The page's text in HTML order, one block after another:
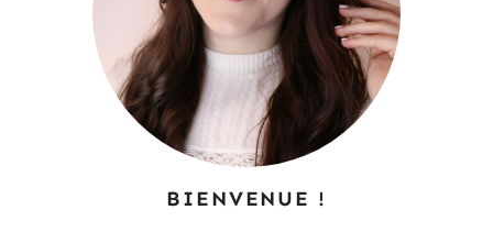
BIENVENUE !